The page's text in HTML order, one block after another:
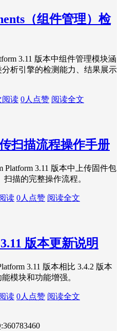
（组件管理）检
3.11 版本中组件管理模块涵
析引擎的检测能力、结果展示
阅读 0人点赞 阅读全文
扫描流程操作手册
3.11 版本中上传固件包
描的完整操作流程。
读 0人点赞 阅读全文
版本更新说明
3.11 版本相比 3.4.2 版本
模块和功能增强。
读 0人点赞 阅读全文